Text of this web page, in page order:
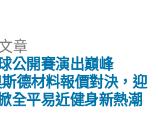
章
一
篇
文
公開賽演出巔峰
德材料報價對決，迎
全平易近健身新熱潮